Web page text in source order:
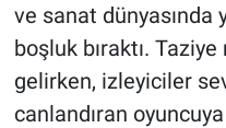
ve sanat
boşluk bıraktı.
gelirken, izleyiciler
canlandıran